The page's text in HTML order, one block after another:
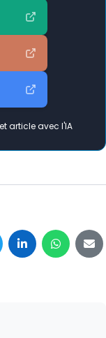
article avec l'IA